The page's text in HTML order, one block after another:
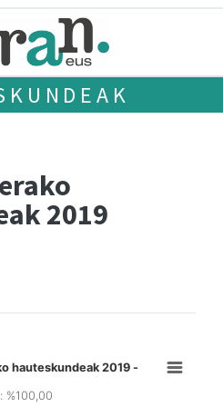
2019
hauteskundeak 2019 -
%100,00